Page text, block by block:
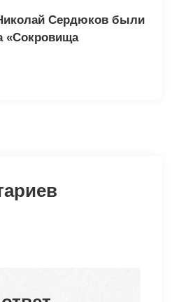
Сердюков были
«Сокровища